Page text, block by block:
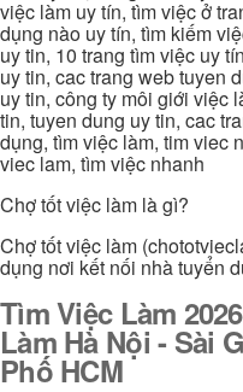
việc làm uy tín, tìm việc ở
dụng nào uy tín, tìm kiếm
uy tin, 10 trang tìm việc uy
uy tin, cac trang web tuyen
uy tin, công ty môi giới việc
tin, tuyen dung uy tin, cac
dụng, tìm việc làm, tim viec
viec lam, tìm việc nhanh
Chợ tốt việc làm là gì?
Chợ tốt việc làm
dụng nơi kết nối nhà tuyển
Tìm Việc Làm
Làm Hà Nội - Sài
Phố HCM